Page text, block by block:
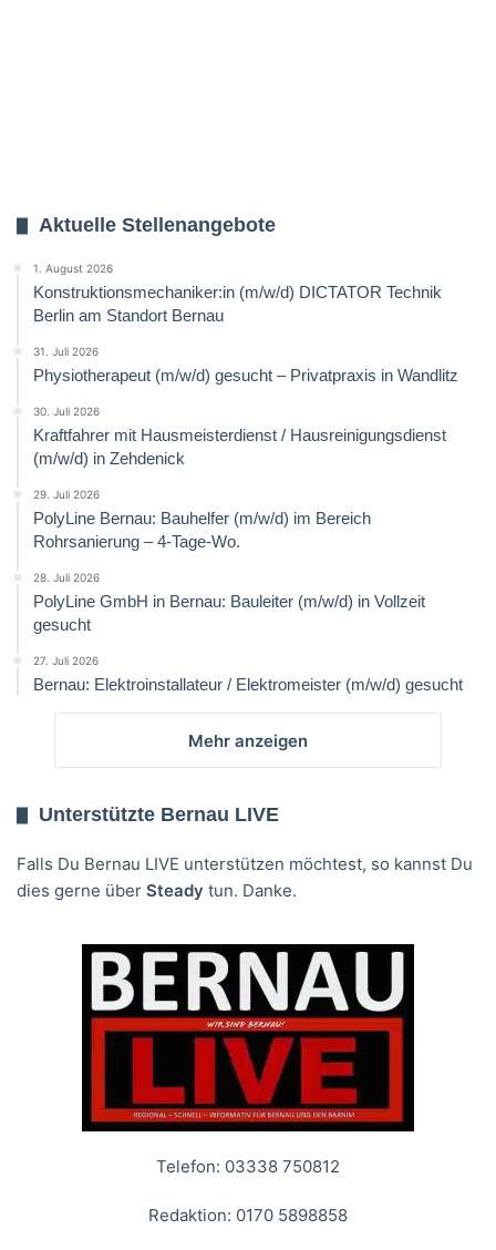
Aktuelle Stellenangebote
1. August 2026
Konstruktionsmechaniker:in (m/w/d) DICTATOR Technik
Berlin am Standort Bernau
31. Juli 2026
Physiotherapeut (m/w/d) gesucht – Privatpraxis in Wandlitz
30. Juli 2026
Kraftfahrer mit Hausmeisterdienst / Hausreinigungsdienst
(m/w/d) in Zehdenick
29. Juli 2026
PolyLine Bernau: Bauhelfer (m/w/d) im Bereich
Rohrsanierung – 4-Tage-Wo.
28. Juli 2026
PolyLine GmbH in Bernau: Bauleiter (m/w/d) in Vollzeit
gesucht
27. Juli 2026
Bernau: Elektroinstallateur / Elektromeister (m/w/d) gesucht
Mehr anzeigen
Unterstützte Bernau LIVE
Falls Du Bernau LIVE unterstützen möchtest, so kannst Du
dies gerne über Steady tun. Danke.
Telefon: 03338 750812
Redaktion: 0170 5898858